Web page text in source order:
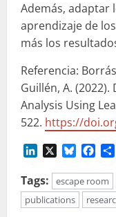
Además, adaptar
aprendizaje de
más los
Referencia:
Guillén, A.
Analysis Using
522. https://
LinkedIn Bluesky
Tags:
escape room
publications